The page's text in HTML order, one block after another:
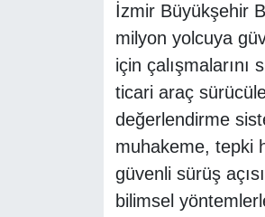
İzmir Büyükşehir
milyon yolcuya
için
ticari araç
değerlendirme
muhakeme, tepki
güvenli sürüş
bilimsel